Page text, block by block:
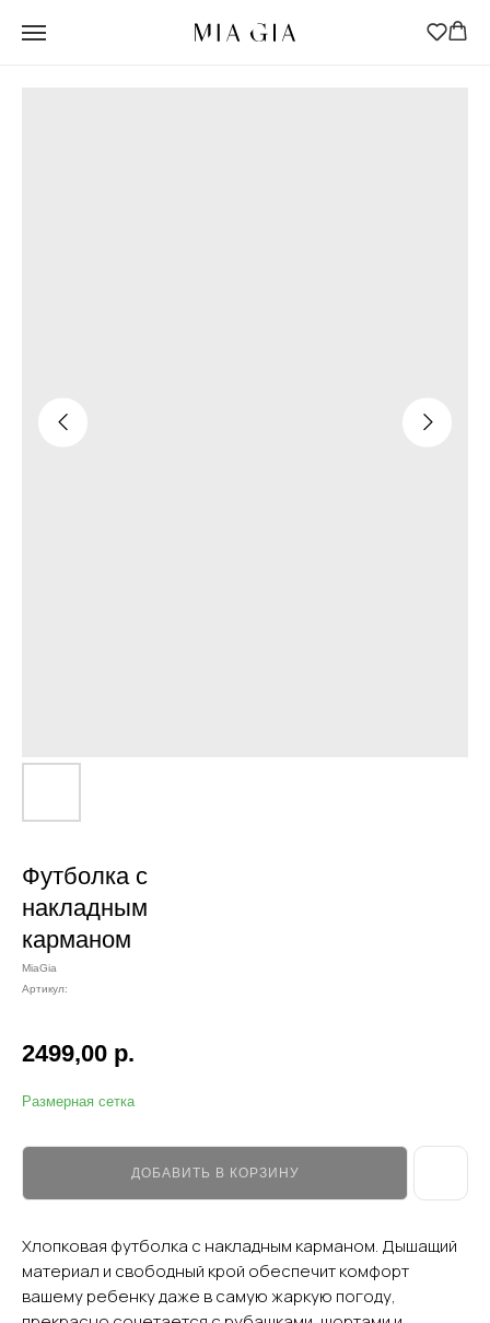
Футболка с
накладным
карманом
MiaGia
Артикул:
2499,00 р.
Размерная сетка
ДОБАВИТЬ В КОРЗИНУ
Хлопковая футболка с накладным карманом. Дышащий
материал и свободный крой обеспечит комфорт
вашему ребенку даже в самую жаркую погоду,